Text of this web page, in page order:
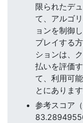
限られたデ
て、アルゴ
ョンを制御
プレイする
ションは、
払いを評価
て、利用可
とにあります
参考スコア